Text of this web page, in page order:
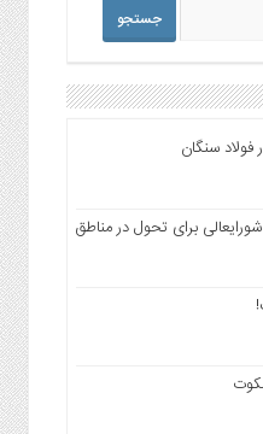
سنگان
شورایعالی برای تحول در مناطق